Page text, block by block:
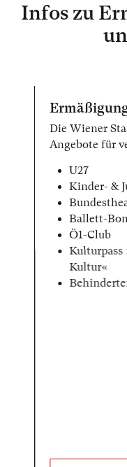
Infos zu
Die Wiener
Angebote für
U27
Kinder- &
Ballett-
Ö1-Club
Kulturpass
Kultur«